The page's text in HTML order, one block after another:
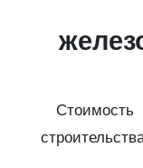
Стоимость